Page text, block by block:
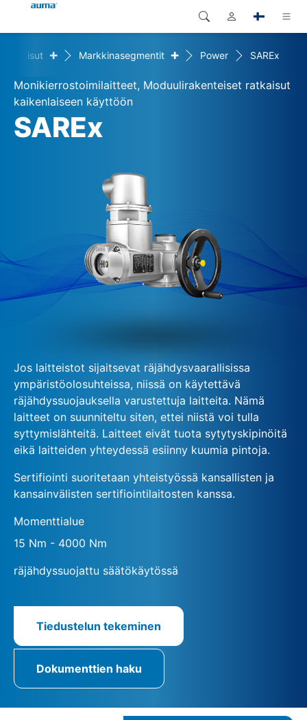
Tuotteet
Ratkaisut
Dokumentit
Global
Eurooppa
Aasia ja Tyynen valtameren
Pohjois-Amerikka
Haku
Ratkaisut + Markkinasegmentit + Power SAREx
Monikierrostoimilaitteet, Moduulirakenteiset ratkaisut
kaikenlaiseen käyttöön
SAREx
Jos laitteistot sijaitsevat räjähdysvaarallisissa
ympäristöolosuhteissa, niissä on käytettävä
räjähdyssuojauksella varustettuja laitteita. Nämä
laitteet on suunniteltu siten, ettei niistä voi tulla
syttymislähteitä. Laitteet eivät tuota sytytyskipinöitä
eikä laitteiden yhteydessä esiinny kuumia pintoja.
Sertifiointi suoritetaan yhteistyössä kansallisten ja
kansainvälisten sertifiointilaitosten kanssa.
Momenttialue
15 Nm - 4000 Nm
räjähdyssuojattu säätökäytössä
Tiedustelun tekeminen
Dokumenttien haku